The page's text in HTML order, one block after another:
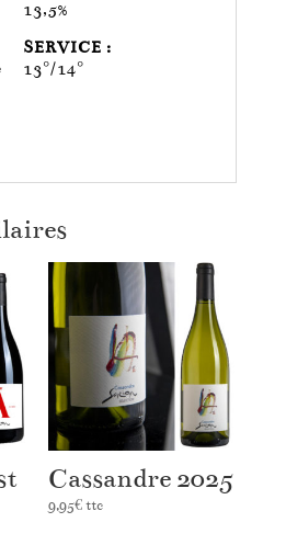
13,5%
SERVICE :
13°/14°
Cassandre 2025
9,95€ttc